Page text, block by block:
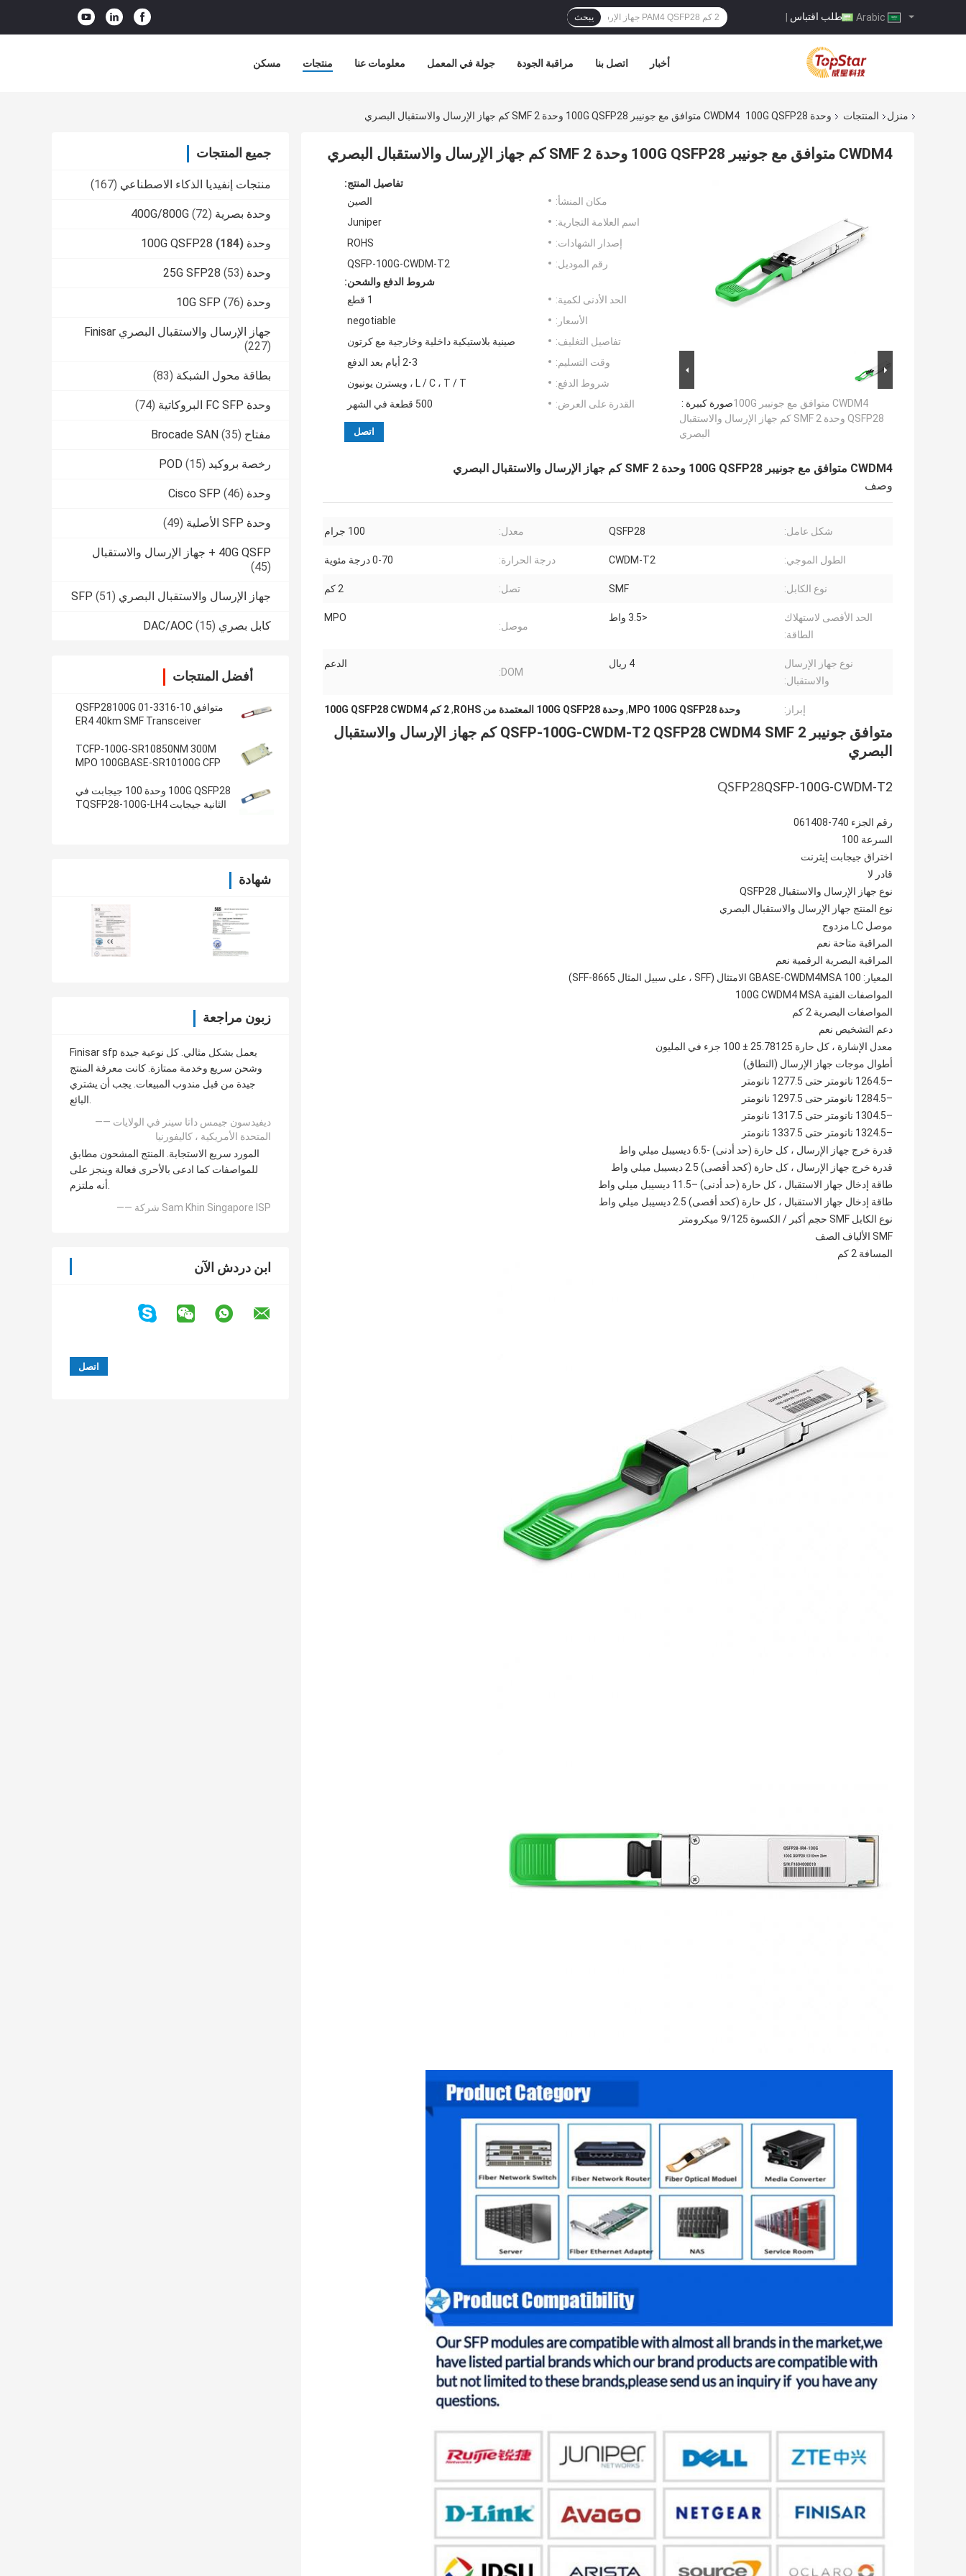
طلب اقتباس | يبحث
مسكن منتجات معلومات عنا جولة في المعمل مراقبة الجودة اتصل بنا أخبار
منزل المنتجات وحدة 100G QSFP28 CWDM4 متوافق مع جونيبر 100G QSFP28 وحدة SMF 2 كم جهاز الإرسال والاستقبال البصري
جميع المنتجات
منتجات إنفيديا الذكاء الاصطناعي (167)
وحدة بصرية 400G/800G (72)
وحدة 100G QSFP28 (184)
وحدة 25G SFP28 (53)
وحدة 10G SFP (76)
جهاز الإرسال والاستقبال البصري Finisar
(227)
بطاقة محول الشبكة (83)
وحدة FC SFP البروكاتية (74)
مفتاح Brocade SAN (35)
رخصة بروكيد POD (15)
وحدة Cisco SFP (46)
وحدة SFP الأصلية (49)
40G QSFP + جهاز الإرسال والاستقبال
(45)
جهاز الإرسال والاستقبال البصري SFP (51)
كابل بصري DAC/AOC (15)
أفضل المنتجات
متوافق 10-3316-01 QSFP28100G
ER4 40km SMF Transceiver
TCFP-100G-SR10850NM 300M
MPO 100GBASE-SR10100G CFP
100G QSFP28 وحدة 100 جيجابت في
الثانية جيجابت TQSFP28-100G-LH4
شهادة
زبون مراجعة
Finisar sfp يعمل بشكل مثالي. كل نوعية جيدة
وشحن سريع وخدمة ممتازة. كانت معرفة المنتج
جيدة من قبل مندوب المبيعات. يجب أن يشتري
البائع.
—— ديفيدسون جيمس داتا سينر في الولايات
المتحدة الأمريكية ، كاليفورنيا
المورد سريع الاستجابة. المنتج المشحون مطابق
للمواصفات كما ادعى بالأحرى فعالة وينجز على
أنه ملتزم.
—— شركة Sam Khin Singapore ISP
ابن دردش الآن
CWDM4 متوافق مع جونيبر 100G QSFP28 وحدة SMF 2 كم جهاز الإرسال والاستقبال البصري
صورة كبيرة :CWDM4 متوافق مع جونيبر 100G
QSFP28 وحدة SMF 2 كم جهاز الإرسال والاستقبال
البصري
تفاصيل المنتج:
مكان المنشأ:
الصين
اسم العلامة التجارية:
Juniper
إصدار الشهادات:
ROHS
رقم الموديل:
QSFP-100G-CWDM-T2
شروط الدفع والشحن:
الحد الأدنى لكمية:
1 قطع
الأسعار:
negotiable
تفاصيل التغليف:
صينية بلاستيكية داخلية وخارجية مع كرتون
وقت التسليم:
2-3 أيام بعد الدفع
شروط الدفع:
L / C ، T / T ، ويسترن يونيون
القدرة على العرض:
500 قطعة في الشهر
اتصل
CWDM4 متوافق مع جونيبر 100G QSFP28 وحدة SMF 2 كم جهاز الإرسال والاستقبال البصري
وصف
شكل عامل: QSFP28 معدل: 100 جرام
الطول الموجي: CWDM-T2 درجة الحرارة: 0-70 درجة مئوية
نوع الكابل: SMF تصل: 2 كم
الحد الأقصى لاستهلاك
الطاقة:
<3.5 واط
موصل:
MPO
نوع جهاز الإرسال
والاستقبال:
4 ريال
DOM:
الدعم
إبراز: وحدة MPO 100G QSFP28 ,وحدة 100G QSFP28 المعتمدة من ROHS ,2 كم 100G QSFP28 CWDM4
متوافق جونيبر QSFP-100G-CWDM-T2 QSFP28 CWDM4 SMF 2 كم جهاز الإرسال والاستقبال
البصري
QSFP28QSFP-100G-CWDM-T2
رقم الجزء 740-061408
السرعة 100
اختراق جيجابت إيثرنت
قادر لا
نوع جهاز الإرسال والاستقبال QSFP28
نوع المنتج جهاز الإرسال والاستقبال البصري
موصل LC مزدوج
المراقبة متاحة نعم
المراقبة البصرية الرقمية نعم
المعيار: 100 GBASE-CWDM4MSA الامتثال (SFF ، على سبيل المثال SFF-8665)
المواصفات الفنية 100G CWDM4 MSA
المواصفات البصرية 2 كم
دعم التشخيص نعم
معدل الإشارة ، كل حارة 25.78125 ± 100 جزء في المليون
أطوال موجات جهاز الإرسال (النطاق)
–1264.5 نانومتر حتى 1277.5 نانومتر
–1284.5 نانومتر حتى 1297.5 نانومتر
–1304.5 نانومتر حتى 1317.5 نانومتر
–1324.5 نانومتر حتى 1337.5 نانومتر
قدرة خرج جهاز الإرسال ، كل حارة (حد أدنى) -6.5 ديسيبل ميلي واط
قدرة خرج جهاز الإرسال ، كل حارة (كحد أقصى) 2.5 ديسيبل ميلي واط
طاقة إدخال جهاز الاستقبال ، كل حارة (حد أدنى) –11.5 ديسيبل ميلي واط
طاقة إدخال جهاز الاستقبال ، كل حارة (كحد أقصى) 2.5 ديسيبل ميلي واط
نوع الكابل SMF حجم أكبر / الكسوة 9/125 ميكرومتر
SMF الألياف الصف
المسافة 2 كم